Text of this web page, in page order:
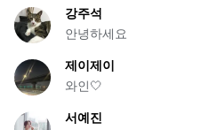
강주석
안녕하세요
제이제이
와인🤍
서예진